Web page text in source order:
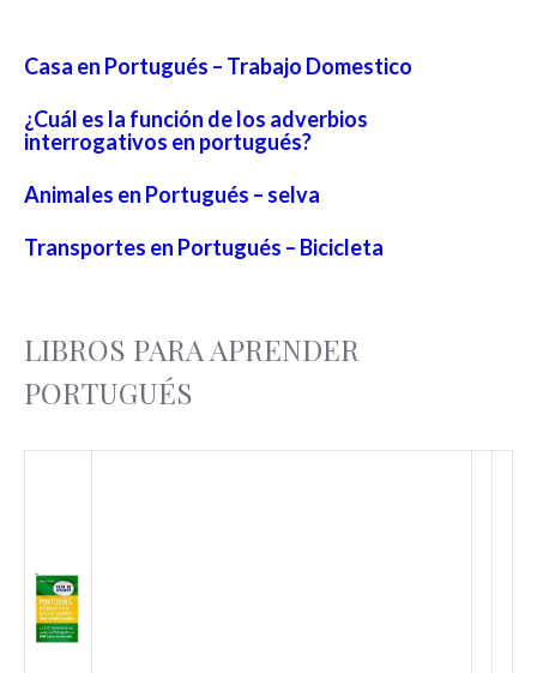
Casa en Portugués – Trabajo Domestico
¿Cuál es la función de los adverbios
interrogativos en portugués?
Animales en Portugués – selva
Transportes en Portugués – Bicicleta
LIBROS PARA APRENDER
PORTUGUÉS